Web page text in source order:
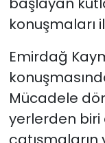
konuşmaları
Emirdağ
Mücadele
yerlerden biri